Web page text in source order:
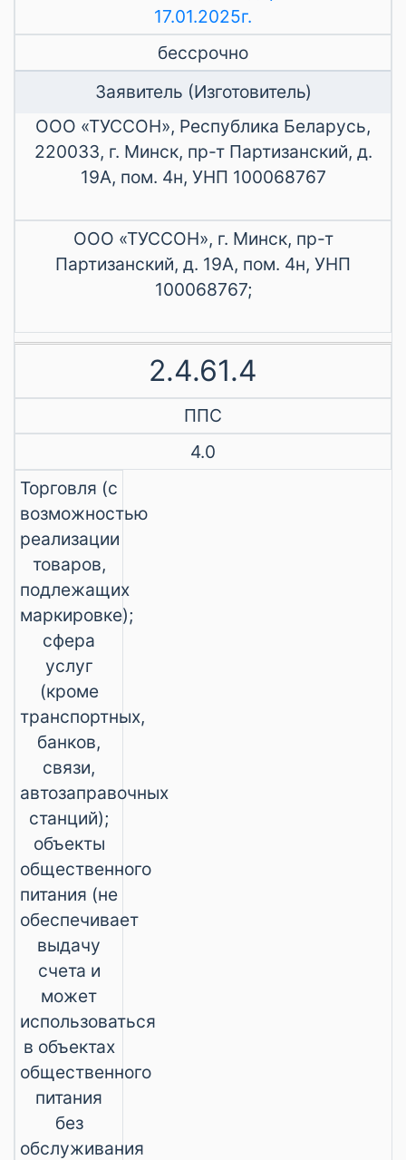
17.01.2025г.
бессрочно
Заявитель (Изготовитель)
ООО «ТУССОН», Республика Беларусь,
220033, г. Минск, пр-т Партизанский, д.
19А, пом. 4н, УНП 100068767
ООО «ТУССОН», г. Минск, пр-т
Партизанский, д. 19А, пом. 4н, УНП
100068767;
2.4.61.4
ППС
4.0
Торговля (с
возможностью
реализации
товаров,
подлежащих
маркировке);
сфера
услуг
(кроме
транспортных,
банков,
связи,
автозаправочных
станций);
объекты
общественного
питания (не
обеспечивает
выдачу
счета и
может
использоваться
в объектах
общественного
питания
без
обслуживания